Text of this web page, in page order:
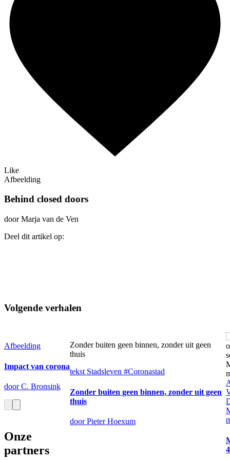
Like
Afbeelding
Behind closed doors
door Marja van de Ven
Deel dit artikel op:
Volgende verhalen
Afbeelding
Impact van corona
door C. Bronsink
Zonder buiten geen binnen, zonder uit geen
thuis
tekst Stadsleven #Coronastad
Zonder buiten geen binnen, zonder uit geen
thuis
door Pieter Hoexum
Onze
partners